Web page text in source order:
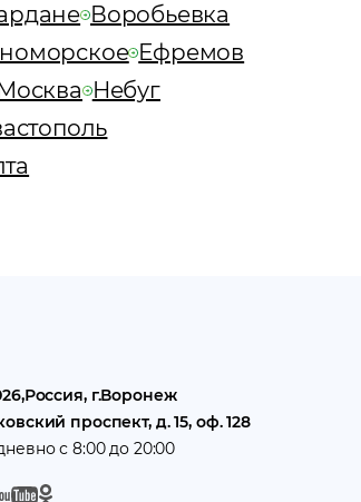
Воробьевка
Ефремов
Небуг
,Россия, г.Воронеж
проспект, д. 15, оф. 128
с 8:00 до 20:00